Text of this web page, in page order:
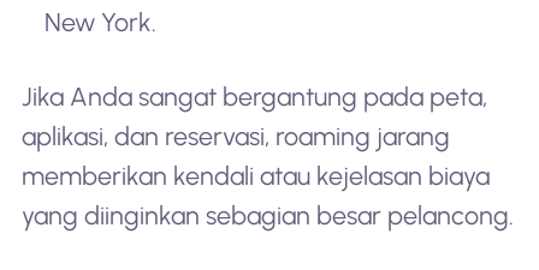
New York.
Jika Anda sangat bergantung pada peta,
aplikasi, dan reservasi, roaming jarang
memberikan kendali atau kejelasan biaya
yang diinginkan sebagian besar pelancong.